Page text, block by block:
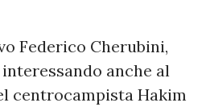
Federico Cherubini,
anche al
centrocampista Hakim